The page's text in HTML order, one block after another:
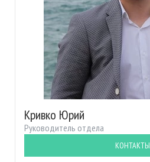
Кривко Юрий
Руководитель отдела
КОНТАКТЫ